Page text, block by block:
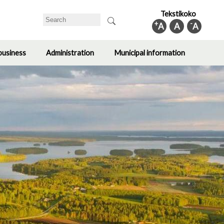
Search Tekstikoko
-A
A
+A
Toggle
submenu
Administration
Toggle
submenu
Municipal information
submenu